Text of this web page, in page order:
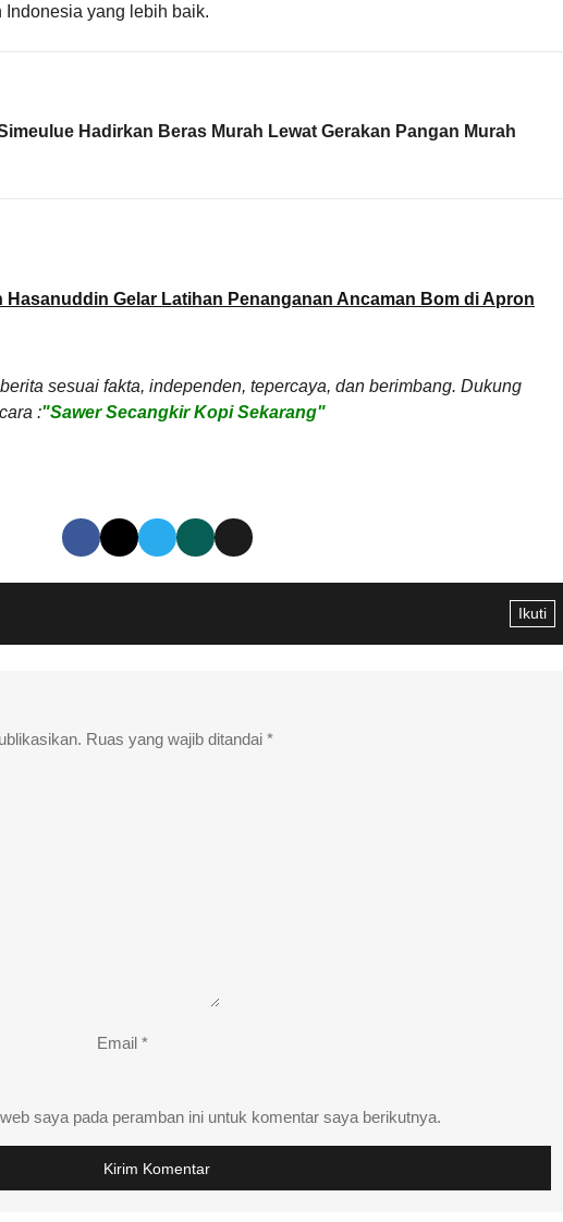
Indonesia yang lebih baik.
Hadirkan Beras Murah Lewat Gerakan Pangan Murah
Hasanuddin Gelar Latihan Penanganan Ancaman Bom di Apron
sesuai fakta, independen, tepercaya, dan berimbang. Dukung
:"Sawer Secangkir Kopi Sekarang"
Ikuti
Ruas yang wajib ditandai *
Email *
saya pada peramban ini untuk komentar saya berikutnya.